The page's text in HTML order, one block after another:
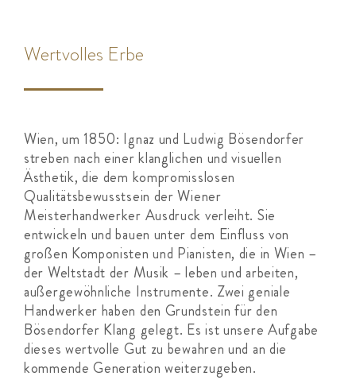
Wertvolles Erbe
Wien, um 1850: Ignaz und Ludwig Bösendorfer
streben nach einer klanglichen und visuellen
Ästhetik, die dem kompromisslosen
Qualitätsbewusstsein der Wiener
Meisterhandwerker Ausdruck verleiht. Sie
entwickeln und bauen unter dem Einfluss von
großen Komponisten und Pianisten, die in Wien –
der Weltstadt der Musik – leben und arbeiten,
außergewöhnliche Instrumente. Zwei geniale
Handwerker haben den Grundstein für den
Bösendorfer Klang gelegt. Es ist unsere Aufgabe
dieses wertvolle Gut zu bewahren und an die
kommende Generation weiterzugeben.